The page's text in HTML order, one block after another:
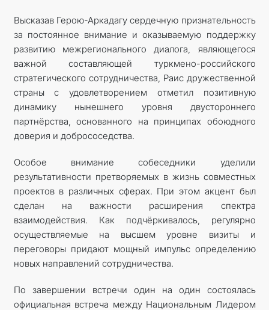
Высказав Герою-Аркадагу сердечную признательность
за постоянное внимание и оказываемую поддержку
развитию межрегионального диалога, являющегося
важной составляющей туркмено-российского
стратегического сотрудничества, Раис дружественной
страны с удовлетворением отметил позитивную
динамику нынешнего уровня двустороннего
партнёрства, основанного на принципах обоюдного
доверия и добрососедства.
Особое внимание собеседники уделили
результативности претворяемых в жизнь совместных
проектов в различных сферах. При этом акцент был
сделан на важности расширения спектра
взаимодействия. Как подчёркивалось, регулярно
осуществляемые на высшем уровне визиты и
переговоры придают мощный импульс определению
новых направлений сотрудничества.
По завершении встречи один на один состоялась
официальная встреча между Национальным Лидером